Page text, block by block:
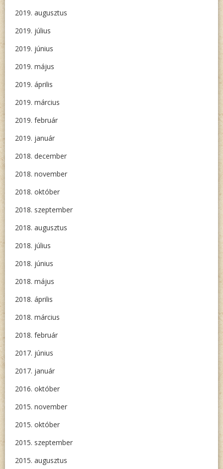
2019. augusztus
2019. július
2019. június
2019. május
2019. április
2019. március
2019. február
2019. január
2018. december
2018. november
2018. október
2018. szeptember
2018. augusztus
2018. július
2018. június
2018. május
2018. április
2018. március
2018. február
2017. június
2017. január
2016. október
2015. november
2015. október
2015. szeptember
2015. augusztus